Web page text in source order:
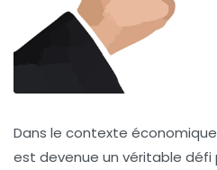
Dans le contexte
est devenue un véritable défi